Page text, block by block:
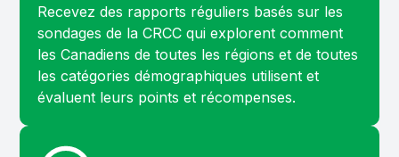
Recevez des rapports réguliers basés sur les
sondages de la CRCC qui explorent comment
les Canadiens de toutes les régions et de toutes
les catégories démographiques utilisent et
évaluent leurs points et récompenses.